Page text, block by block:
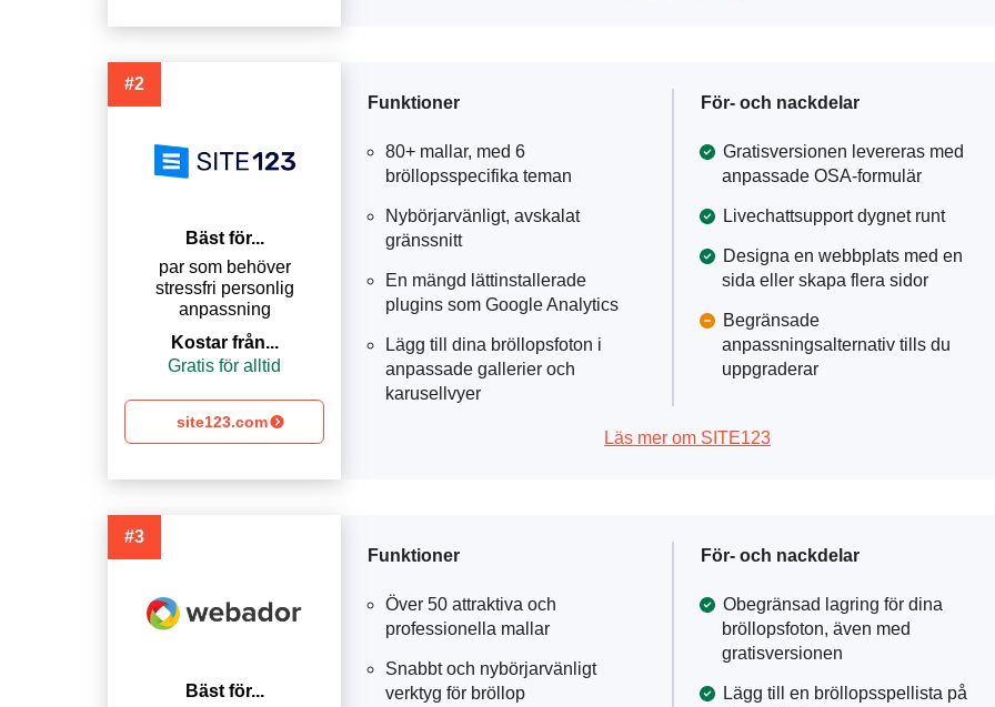
#2
Kostar från...
Gratis för alltid
Bäst för...
par som behöver
stressfri personlig
anpassning
site123.com
Funktioner
80+ mallar, med 6
bröllopsspecifika teman
Nybörjarvänligt, avskalat
gränssnitt
En mängd lättinstallerade
plugins som Google Analytics
Lägg till dina bröllopsfoton i
anpassade gallerier och
karusellvyer
Läs mer om SITE123
För- och nackdelar
Gratisversionen levereras med
anpassade OSA-formulär
Livechattsupport dygnet runt
Designa en webbplats med en
sida eller skapa flera sidor
Begränsade
anpassningsalternativ tills du
uppgraderar
#3
Bäst för...
Funktioner
Över 50 attraktiva och
professionella mallar
Snabbt och nybörjarvänligt
verktyg för bröllop
För- och nackdelar
Obegränsad lagring för dina
bröllopsfoton, även med
gratisversionen
Lägg till en bröllopsspellista på